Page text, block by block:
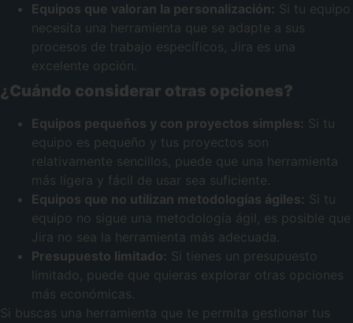
Equipos que valoran la personalización: Si tu equipo
necesita una herramienta que se adapte a sus
procesos de trabajo específicos, Jira es una
excelente opción.
¿Cuándo considerar otras opciones?
Equipos pequeños y con proyectos simples: Si tu
equipo es pequeño y tus proyectos son
relativamente sencillos, puede que una herramienta
más ligera y fácil de usar sea suficiente.
Equipos que no utilizan metodologías ágiles: Si tu
equipo no sigue una metodología ágil, es posible que
Jira no sea la herramienta más adecuada.
Presupuesto limitado: Si tienes un presupuesto
limitado, puede que quieras explorar otras opciones
más económicas.
Si buscas una herramienta que te permita gestionar tus